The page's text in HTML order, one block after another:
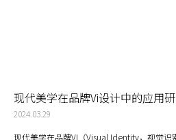
现代美学在品牌Vi设计中的应用
2024.03.29
现代美学在品牌VI（Visual Identity，视觉识